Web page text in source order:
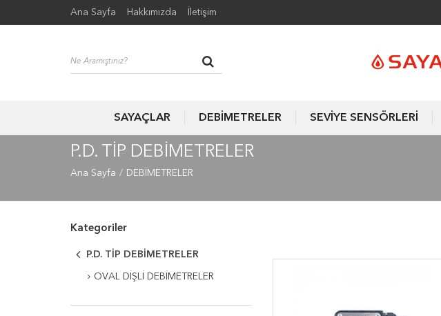
Ana Sayfa Hakkımızda İletişim
SAYAÇLAR DEBİMETRELER SEVİYE SENSÖRLERİ
P.D. TİP DEBİMETRELER
Ana Sayfa DEBİMETRELER
Kategoriler
P.D. TİP DEBİMETRELER
OVAL DİŞLİ DEBİMETRELER